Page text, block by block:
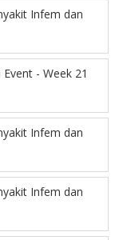
Infem dan
- Week 21
Infem dan
Infem dan